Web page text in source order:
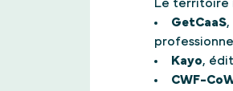
Le territoire
GetCaaS
Kayo,
CWF-